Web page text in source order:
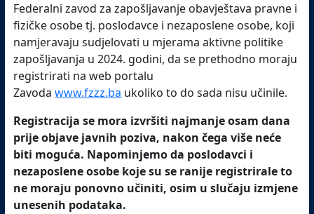
Federalni zavod za zapošljavanje obavještava pravne i
fizičke osobe tj. poslodavce i nezaposlene osobe, koji
namjeravaju sudjelovati u mjerama aktivne politike
zapošljavanja u 2024. godini, da se prethodno moraju
registrirati na web portalu
Zavodawww.fzzz.ba ukoliko to do sada nisu učinile.
Registracija se mora izvršiti najmanje osam dana
prije objave javnih poziva, nakon čega više neće
biti moguća. Napominjemo da poslodavci i
nezaposlene osobe koje su se ranije registrirale to
ne moraju ponovno učiniti, osim u slučaju izmjene
unesenih podataka.